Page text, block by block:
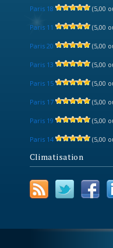
Paris 18 (5,00
Paris 11 (5,00
Paris 20 (5,00
Paris 13 (5,00
Paris 15 (5,00
Paris 17 (5,00
Paris 19 (5,00
Paris 14 (5,00
Climatisation